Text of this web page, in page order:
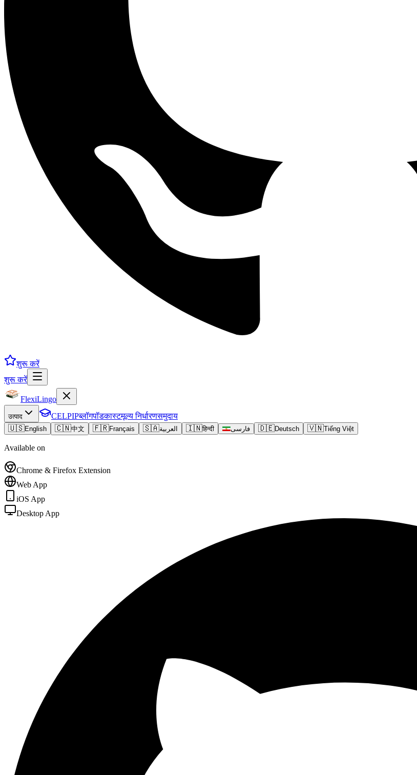
शुरू करें
शुरू करें
FlexiLingo
उत्पाद CELPIPब्लॉगपॉडकास्टमूल्य निर्धारणसमुदाय
🇺🇸English 🇨🇳中文 🇫🇷Français 🇸🇦العربية 🇮🇳हिन्दी فارسی 🇩🇪Deutsch 🇻🇳Tiếng Việt
Available on
Chrome & Firefox Extension
Web App
iOS App
Desktop App